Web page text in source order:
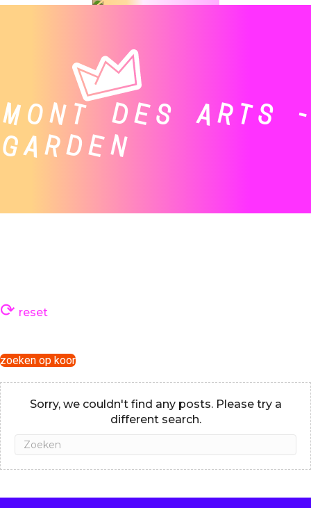
MONT DES ARTS -
GARDEN
reset
zoeken op koor
Sorry, we couldn't find any posts. Please try a
different search.